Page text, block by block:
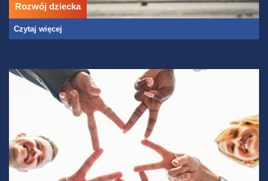
Rozwój dziecka
Czytaj więcej